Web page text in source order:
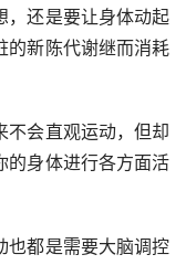
，还是要让身体动起
的新陈代谢继而消耗
不会直观运动，但却
的身体进行各方面活
也都是需要大脑调控